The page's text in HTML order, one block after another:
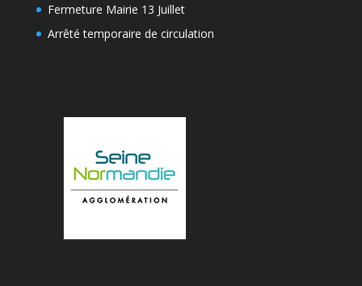
Fermeture Mairie 13 Juillet
Arrêté temporaire de circulation